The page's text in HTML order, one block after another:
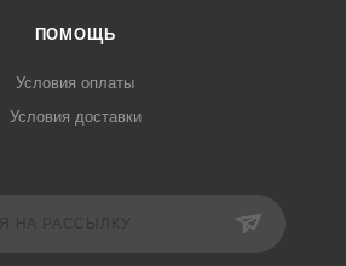
ПОМОЩЬ
Условия оплаты
Условия доставки